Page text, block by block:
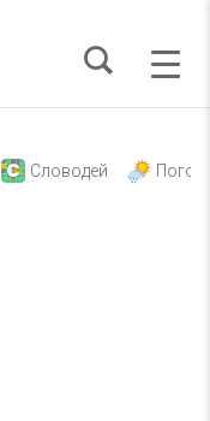
Словодей